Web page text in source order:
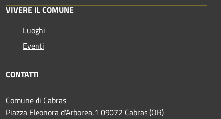
VIVERE IL COMUNE
Luoghi
Eventi
CONTATTI
Comune di Cabras
Piazza Eleonora d'Arborea,1 09072 Cabras (OR)